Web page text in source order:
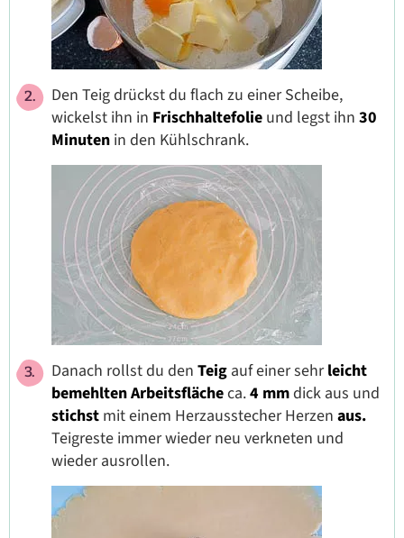
Den Teig drückst du flach zu einer Scheibe,
wickelst ihn in Frischhaltefolie und legst ihn 30
Minuten in den Kühlschrank.
Danach rollst du den Teig auf einer sehrleicht
bemehlten Arbeitsflächeca.4 mmdick aus und
stichst mit einem Herzausstecher Herzen aus.
Teigreste immer wieder neu verkneten und
wieder ausrollen.